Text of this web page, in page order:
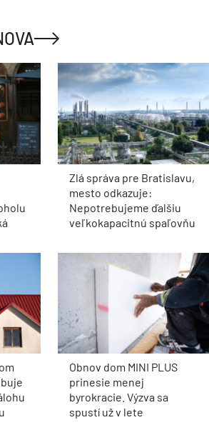
Zlá správa pre Bratislavu,
mesto odkazuje:
Nepotrebujeme ďalšiu
veľkokapacitnú spaľovňu
Obnov dom MINI PLUS
prinesie menej
byrokracie. Výzva sa
spustí už v lete